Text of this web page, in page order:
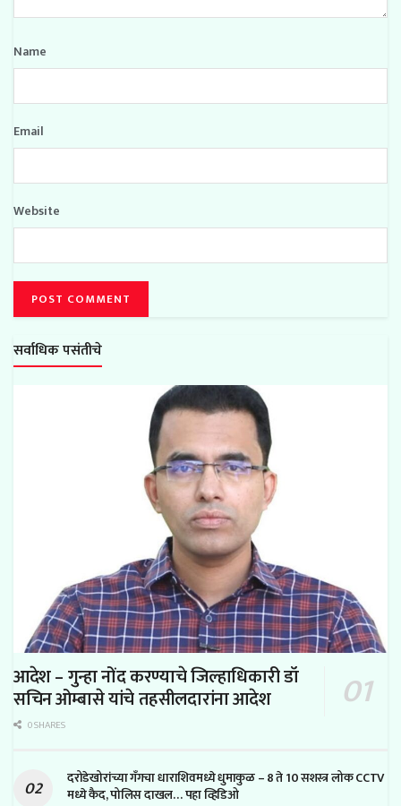
Name
Email
Website
सर्वाधिक पसंतीचे
आदेश – गुन्हा नोंद करण्याचे जिल्हाधिकारी डॉ
सचिन ओम्बासे यांचे तहसीलदारांना आदेश
0 SHARES
दरोडेखोरांच्या गँगचा धाराशिवमध्ये धुमाकुळ – 8 ते 10 सशस्त्र लोक CCTV
मध्ये कैद, पोलिस दाखल… पहा व्हिडिओ